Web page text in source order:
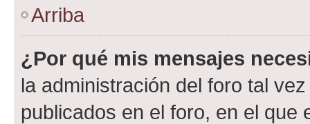
Arriba
¿Por qué mis mensajes
la administración del foro tal
publicados en el foro, en el